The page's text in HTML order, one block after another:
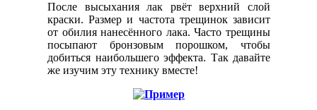
После высыхания лак рвёт верхний слой
краски. Размер и частота трещинок зависит
от обилия нанесённого лака. Часто трещины
посыпают бронзовым порошком, чтобы
добиться наибольшего эффекта. Так давайте
же изучим эту технику вместе!